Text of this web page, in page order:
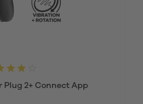
Plug 2+ Connect App